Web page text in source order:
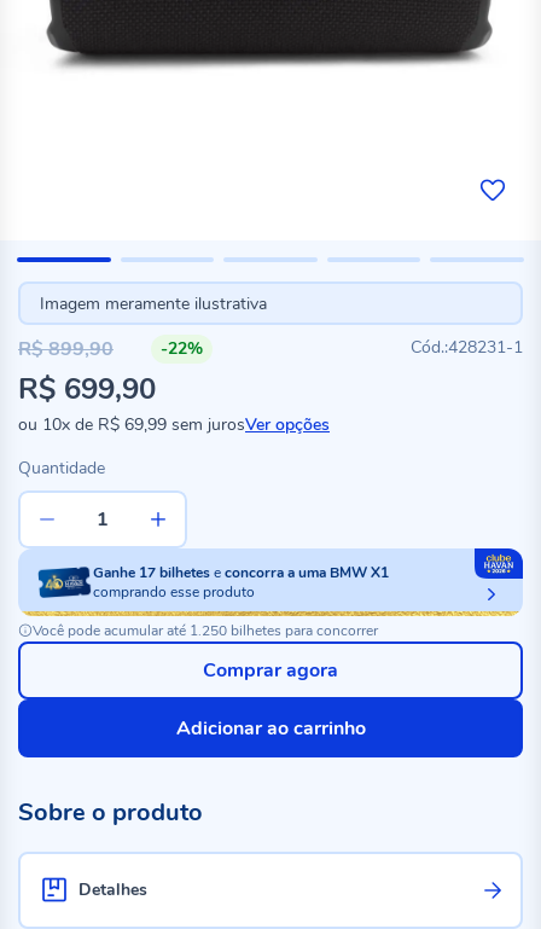
Imagem meramente ilustrativa
-22%
428231-1
Preço
especial
R$ 699,90
R$ 899,90
ou 10x de R$ 69,99 sem jurosVer opções
Quantidade
Ganhe 17bilheteseconcorra a uma BMW X1
comprando esse produto
Você pode acumular até 1.250 bilhetes para concorrer
Adicionar ao carrinho
Comprar agora
Sobre o produto
Detalhes